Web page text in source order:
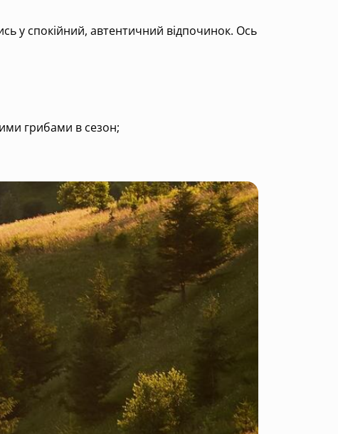
у спокійний, автентичний відпочинок. Ось
грибами в сезон;